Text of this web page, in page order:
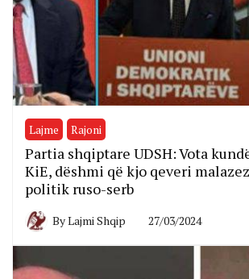
Lajme Rajoni
Partia shqiptare UDSH: Vota
KiE, dëshmi që kjo qeveri
politik ruso-serb
ByLajmi Shqip 27/03/2024